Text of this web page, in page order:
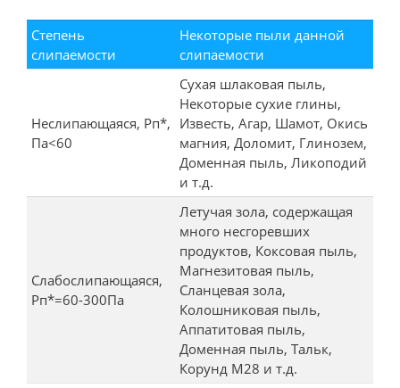
Степень
слипаемости
Некоторые пыли данной
слипаемости
Неслипающаяся, Рп*,
Па<60
Сухая шлаковая пыль,
Некоторые сухие глины,
Известь, Агар, Шамот, Окись
магния, Доломит, Глинозем,
Доменная пыль, Ликоподий
и т.д.
Слабослипающаяся,
Рп*=60-300Па
Летучая зола, содержащая
много несгоревших
продуктов, Коксовая пыль,
Магнезитовая пыль,
Сланцевая зола,
Колошниковая пыль,
Аппатитовая пыль,
Доменная пыль, Тальк,
Корунд М28 и т.д.